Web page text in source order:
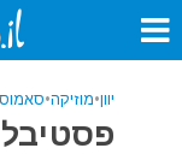
יוון•מוזיקה•
פסטיבל